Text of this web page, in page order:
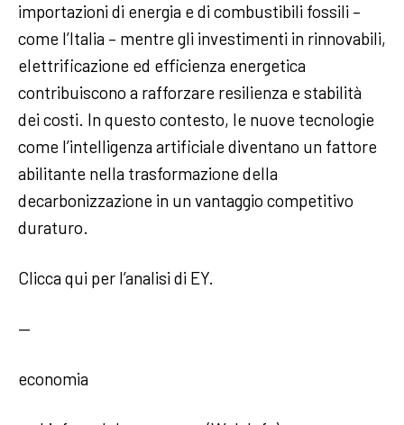
importazioni di energia e di combustibili fossili –
come l’Italia – mentre gli investimenti in rinnovabili,
elettrificazione ed efficienza energetica
contribuiscono a rafforzare resilienza e stabilità
dei costi. In questo contesto, le nuove tecnologie
come l’intelligenza artificiale diventano un fattore
abilitante nella trasformazione della
decarbonizzazione in un vantaggio competitivo
duraturo.
Clicca qui per l’analisi di EY.
—
economia